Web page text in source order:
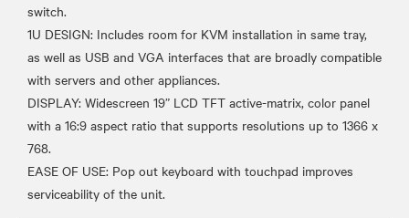
switch.
1U DESIGN: Includes room for KVM installation in same tray,
as well as USB and VGA interfaces that are broadly compatible
with servers and other appliances.
DISPLAY: Widescreen 19” LCD TFT active-matrix, color panel
with a 16:9 aspect ratio that supports resolutions up to 1366 x
768.
EASE OF USE: Pop out keyboard with touchpad improves